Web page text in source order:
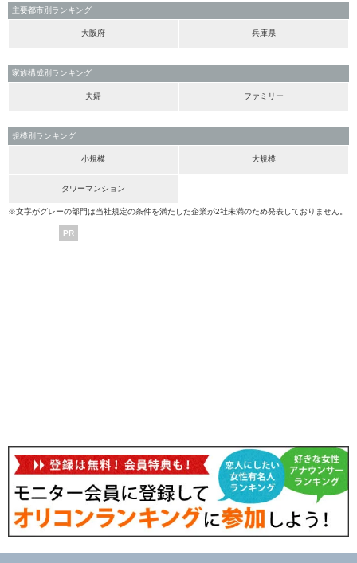
主要都市別ランキング
大阪府 兵庫県
家族構成別ランキング
夫婦 ファミリー
規模別ランキング
小規模 大規模
タワーマンション
※文字がグレーの部門は当社規定の条件を満たした企業が2社未満のため発表しておりません。
PR